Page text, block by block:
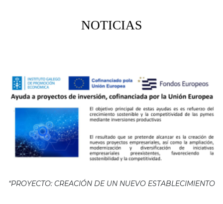
NOTICIAS
“PROYECTO: CREACIÓN DE UN NUEVO ESTABLECIMIENTO